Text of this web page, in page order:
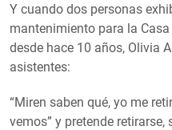
Y cuando dos personas
mantenimiento para la
desde hace 10 años, Olivia
asistentes:
“Miren saben qué, yo me
vemos” y pretende